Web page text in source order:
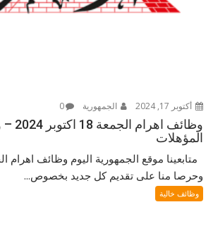
أكتوبر 17, 2024 الجمهورية 0
المؤهلات
متابعينا موقع الجمهورية اليوم وظائف اهرام
وحرصا منا على تقديم كل جديد بخصوص...
وظائف خالية